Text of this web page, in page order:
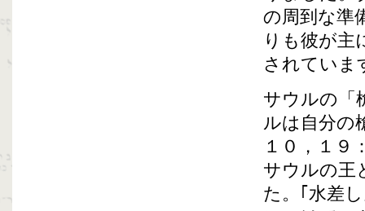
の周到な準
りも彼が主
されていま
サウルの「
ルは自分の
１０，１９
サウルの王
た。｢水差